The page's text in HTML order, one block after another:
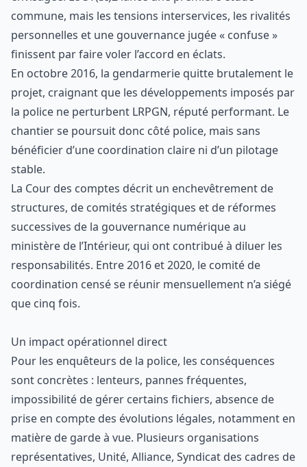
commune, mais les tensions interservices, les rivalités
personnelles et une gouvernance jugée « confuse »
finissent par faire voler l’accord en éclats.
En octobre 2016, la gendarmerie quitte brutalement le
projet, craignant que les développements imposés par
la police ne perturbent LRPGN, réputé performant. Le
chantier se poursuit donc côté police, mais sans
bénéficier d’une coordination claire ni d’un pilotage
stable.
La Cour des comptes décrit un enchevêtrement de
structures, de comités stratégiques et de réformes
successives de la gouvernance numérique au
ministère de l’Intérieur, qui ont contribué à diluer les
responsabilités. Entre 2016 et 2020, le comité de
coordination censé se réunir mensuellement n’a siégé
que cinq fois.
Un impact opérationnel direct
Pour les enquêteurs de la police, les conséquences
sont concrètes : lenteurs, pannes fréquentes,
impossibilité de gérer certains fichiers, absence de
prise en compte des évolutions légales, notamment en
matière de garde à vue. Plusieurs organisations
représentatives, Unité, Alliance, Syndicat des cadres de